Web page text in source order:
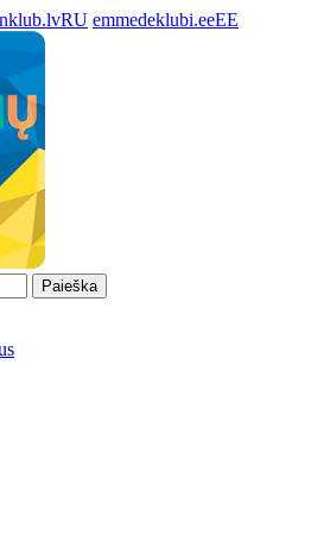
RU emmedeklubi.eeEE
Paieška